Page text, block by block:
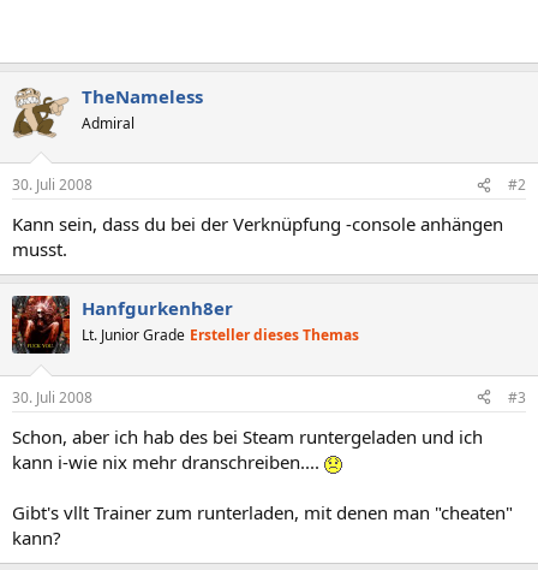
TheNameless
Admiral
30. Juli 2008 #2
Kann sein, dass du bei der Verknüpfung -console anhängen
musst.
Hanfgurkenh8er
Lt. Junior Grade Ersteller dieses Themas
30. Juli 2008 #3
Schon, aber ich hab des bei Steam runtergeladen und ich
kann i-wie nix mehr dranschreiben....
Gibt's vllt Trainer zum runterladen, mit denen man "cheaten"
kann?